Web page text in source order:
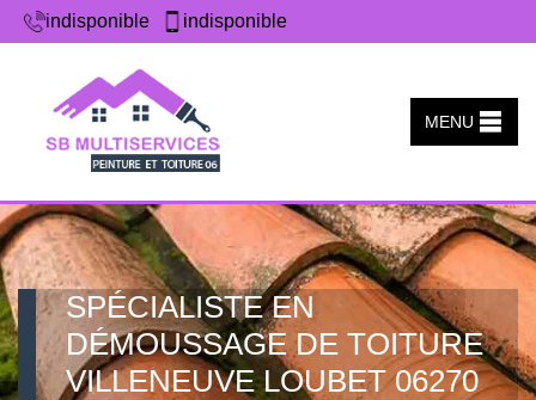
indisponible indisponible
MENU
SPÉCIALISTE EN
DÉMOUSSAGE DE TOITURE
VILLENEUVE LOUBET 06270